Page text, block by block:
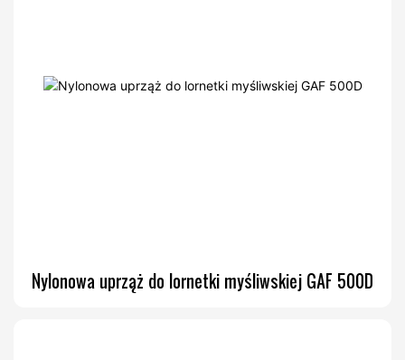
Nylonowa uprząż do lornetki myśliwskiej GAF 500D